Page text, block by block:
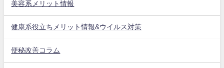
美容系メリット情報
健康系役立ちメリット情報&ウイルス対策
便秘改善コラム